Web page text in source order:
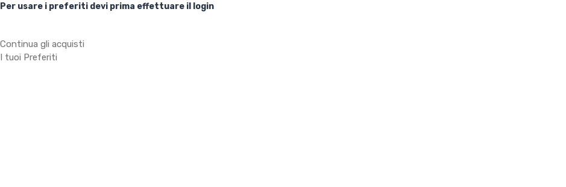
Per usare i preferiti devi prima effettuare il login
Continua gli acquisti
I tuoi Preferiti